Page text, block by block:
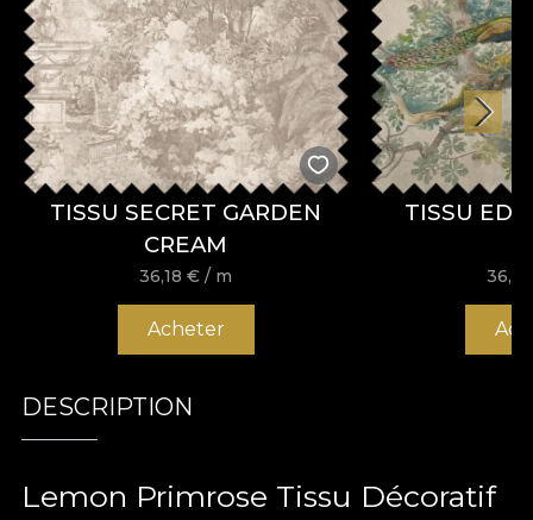
TISSU SECRET GARDEN
CREAM
36,18€ / m
Acheter
TISSU
DESCRIPTION
Lemon Primrose Tissu Décoratif